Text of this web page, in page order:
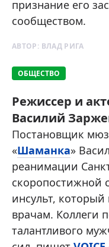
признание его
сообществом.
АВТОР: ВЛАД РИГА
ОБЩЕСТВО
Режиссер и
Василий
Постановщик
«Шаманка»
реанимации
скоропостижной
инсульт, который
врачам. Коллеги
талантливого